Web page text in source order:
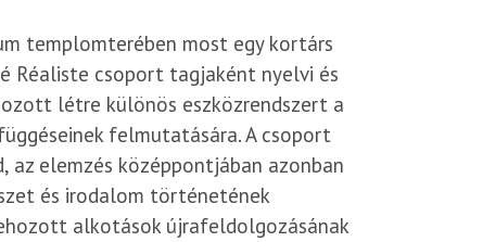
templomterében most egy kortárs
Réaliste csoport tagjaként nyelvi és
létre különös eszközrendszert a
felmutatására. A csoport
elemzés középpontjában azonban
és irodalom történetének
alkotások újrafeldolgozásának